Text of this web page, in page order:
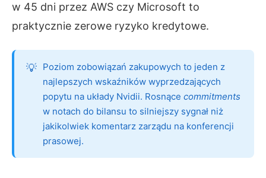
w 45 dni przez AWS czy Microsoft to
praktycznie zerowe ryzyko kredytowe.
Poziom zobowiązań zakupowych to jeden z
najlepszych wskaźników wyprzedzających
popytu na układy Nvidii. Rosnące commitments
w notach do bilansu to silniejszy sygnał niż
jakikolwiek komentarz zarządu na konferencji
prasowej.